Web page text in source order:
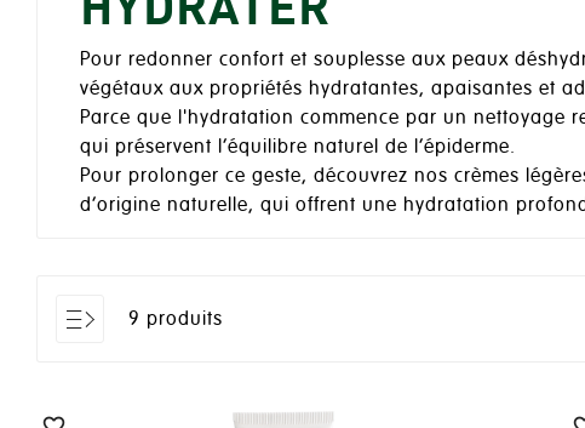
Pour redonner confort et souplesse aux peaux
végétaux aux propriétés hydratantes, apaisantes et
Parce que l'hydratation commence par un nettoyage
qui préservent l’équilibre naturel de l’épiderme.
Pour prolonger ce geste, découvrez nos crèmes
d’origine naturelle, qui offrent une hydratation
9 produits